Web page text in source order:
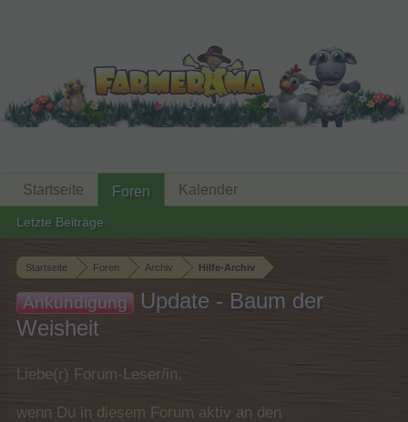
Startseite Foren Archiv Hilfe-Archiv
Ankündigung
Update - Baum der
Weisheit
Liebe(r) Forum-Leser/in,
wenn Du in diesem Forum aktiv an den
Startseite Foren
Letzte Beiträge
Kalender